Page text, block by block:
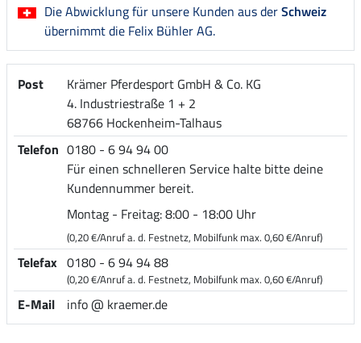
Die Abwicklung für unsere Kunden aus derSchweiz
übernimmt die Felix Bühler AG.
Post
Krämer Pferdesport GmbH & Co. KG
4. Industriestraße 1 + 2
68766 Hockenheim-Talhaus
Telefon 0180 - 6 94 94 00
Für einen schnelleren Service halte bitte deine
Kundennummer bereit.
Montag - Freitag: 8:00 - 18:00 Uhr
(0,20 €/Anruf a. d. Festnetz, Mobilfunk max. 0,60 €/Anruf)
Telefax 0180 - 6 94 94 88
(0,20 €/Anruf a. d. Festnetz, Mobilfunk max. 0,60 €/Anruf)
E-Mail info @ kraemer.de